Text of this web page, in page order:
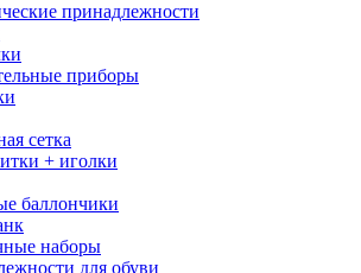
принадлежности
приборы
сетка
+ иголки
баллончики
наборы
для обуви